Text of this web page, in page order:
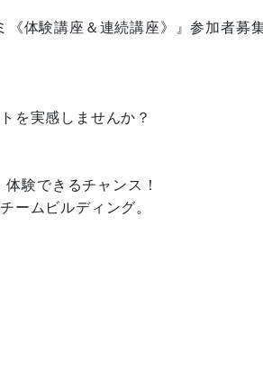
体験講座＆連続講座》』参加者募集
を実感しませんか？
験できるチャンス！
ームビルディング。